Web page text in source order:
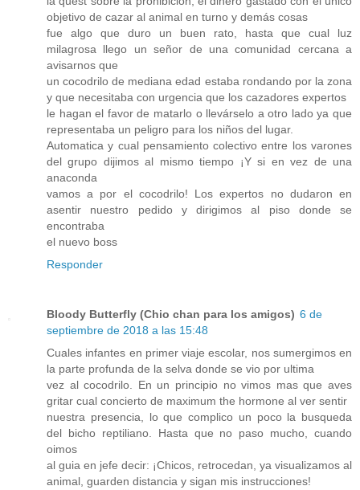
objetivo de cazar al animal en turno y demás cosas
fue algo que duro un buen rato, hasta que cual luz
milagrosa llego un señor de una comunidad cercana a
avisarnos que
un cocodrilo de mediana edad estaba rondando por la zona
y que necesitaba con urgencia que los cazadores expertos
le hagan el favor de matarlo o llevárselo a otro lado ya que
representaba un peligro para los niños del lugar.
Automatica y cual pensamiento colectivo entre los varones
del grupo dijimos al mismo tiempo ¡Y si en vez de una
anaconda
vamos a por el cocodrilo! Los expertos no dudaron en
asentir nuestro pedido y dirigimos al piso donde se
encontraba
el nuevo boss
Responder
Bloody Butterfly (Chio chan para los amigos) 6 de
septiembre de 2018 a las 15:48
Cuales infantes en primer viaje escolar, nos sumergimos en
la parte profunda de la selva donde se vio por ultima
vez al cocodrilo. En un principio no vimos mas que aves
gritar cual concierto de maximum the hormone al ver sentir
nuestra presencia, lo que complico un poco la busqueda
del bicho reptiliano. Hasta que no paso mucho, cuando
oimos
al guia en jefe decir: ¡Chicos, retrocedan, ya visualizamos al
animal, guarden distancia y sigan mis instrucciones!